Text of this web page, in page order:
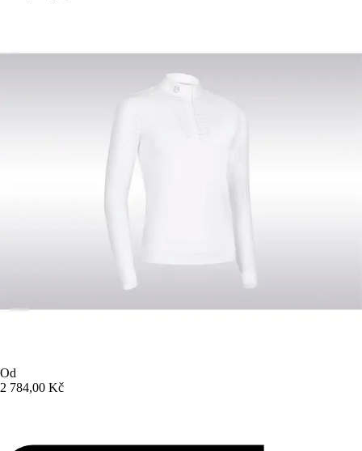
Od
2 784,00 Kč